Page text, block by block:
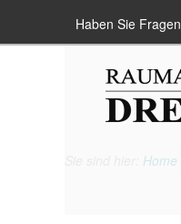
Haben Sie
Home